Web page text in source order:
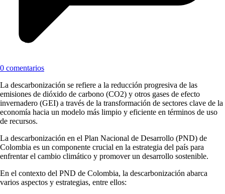
0 comentarios
La descarbonización se refiere a la reducción progresiva de las
emisiones de dióxido de carbono (CO2) y otros gases de efecto
invernadero (GEI) a través de la transformación de sectores clave de la
economía hacia un modelo más limpio y eficiente en términos de uso
de recursos.
La descarbonización en el Plan Nacional de Desarrollo (PND) de
Colombia es un componente crucial en la estrategia del país para
enfrentar el cambio climático y promover un desarrollo sostenible.
En el contexto del PND de Colombia, la descarbonización abarca
varios aspectos y estrategias, entre ellos: